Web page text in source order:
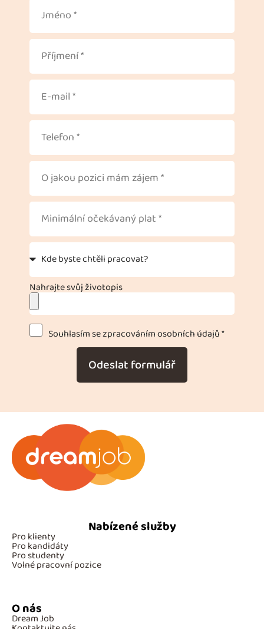
Nahrajte svůj životopis
Souhlasím se zpracováním osobních údajů *
Odeslat formulář
Nabízené služby
Pro klienty
Pro kandidáty
Pro studenty
Volné pracovní pozice
O nás
Dream Job